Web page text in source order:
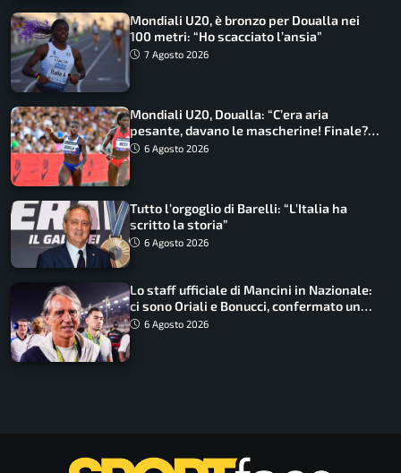
Mondiali U20, è bronzo per Doualla nei
100 metri: “Ho scacciato l’ansia”
7 Agosto 2026
Mondiali U20, Doualla: “C’era aria
pesante, davano le mascherine! Finale?
Non ho nulla da perdere”
6 Agosto 2026
Tutto l’orgoglio di Barelli: “L’Italia ha
scritto la storia”
6 Agosto 2026
Lo staff ufficiale di Mancini in Nazionale:
ci sono Oriali e Bonucci, confermato un
ritorno
6 Agosto 2026